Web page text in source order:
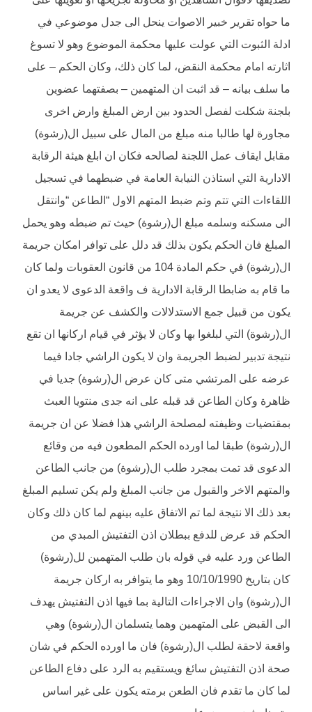
ما حواه تقرير خبير الاصوات ينحل الى جدل موضوعي في
ادلة الثبوت التي عولت عليها محكمة الموضوع وهو لا تسوغ
اثارته امام محكمة النقض، لما كان ذلك، وكان الحكم – على
ما سلف بيانه – قد اثبت ان المتهمين – بصفتهما عضوين
بلجنة شكلت لفصل الحدود بين ارض المبلغ وارض اخرى
مجاورة لها طالبا منه مبلغ من المال على سبيل ال(رشوة)
مقابل ايقاف عمل اللجنة لصالحه فكان ان ابلغ هيئة الرقابة
الادارية التي استاذن النيابة العامة في ضبطهما في تسجيل
اللقاءات التي تتم وتم ضبط المتهم الاول “الطاعن “وانتقل
الى مسكنه وسلمه مبلغ ال(رشوة) حيث تم ضبطه وهو يحمل
المبلغ فان الحكم يكون بذلك قد دلل على توافر امكان جريمة
ال(رشوة) في حكم المادة 104 من قانون العقوبات ولما كان
ما قام به ضابطا الرقابة الادارية ف واقعة الدعوى لا يعدو ان
يكون من قبيل جمع الاستدلالات والكشف عن جريمة
ال(رشوة) التي لبلغوا بها وكان لا يؤثر في قيام اركانها ان تقع
نتيجة تدبير لضبط الجريمة وان لا يكون الراشي جادا فيما
عرضه على المرتشي متى كان عرض ال(رشوة) جديا في
ظاهرة وكان الطاعن قد قبله على انه جدى منتويا العبث
بمقتضيات وظيفته لمصلحة الراشي هذا فضلا عن ان جريمة
ال(رشوة) طبقا لما اورده الحكم المطعون فيه من وقائع
الدعوى قد تمت بمجرد طلب ال(رشوة) من جانب الطاعن
والمتهم الاخر والقبول من جانب المبلغ ولم يكن تسليم المبلغ
بعد ذلك الا نتيجة لما تم الاتفاق عليه بينهم لما كان ذلك وكان
الحكم قد عرض للدفع ببطلان اذن التفتيش المبدي من
الطاعن ورد عليه في قوله بان طلب المتهمين لل(رشوة)
كان بتاريخ 10/10/1990 وهو ما يتوافر به اركان جريمة
ال(رشوة) وان الاجراءات التالية بما فيها اذن التفتيش يهدف
الى القبض على المتهمين وهما يتسلمان ال(رشوة) وهي
واقعة لاحقة لطلب ال(رشوة) فان ما اورده الحكم في شان
صحة اذن التفتيش سائغ ويستقيم به الرد على دفاع الطاعن
لما كان ما تقدم فان الطعن برمته يكون على غير اساس